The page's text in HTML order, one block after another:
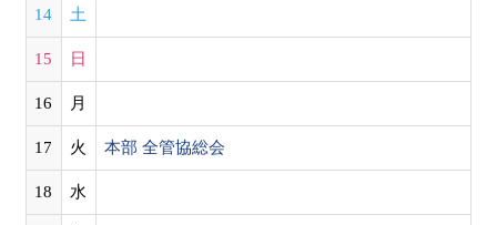
14 土
15 日
16 月
17 火 本部 全管協総会
18 水